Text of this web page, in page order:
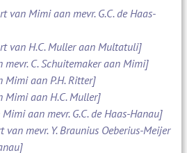
van Mimi aan mevr. G.C. de Haas-
van H.C. Muller aan Multatuli]
C. Schuitemaker aan Mimi]
Mimi aan P.H. Ritter]
Mimi aan H.C. Muller]
aan mevr. G.C. de Haas-Hanau]
mevr. Y. Braunius Oeberius-Meijer